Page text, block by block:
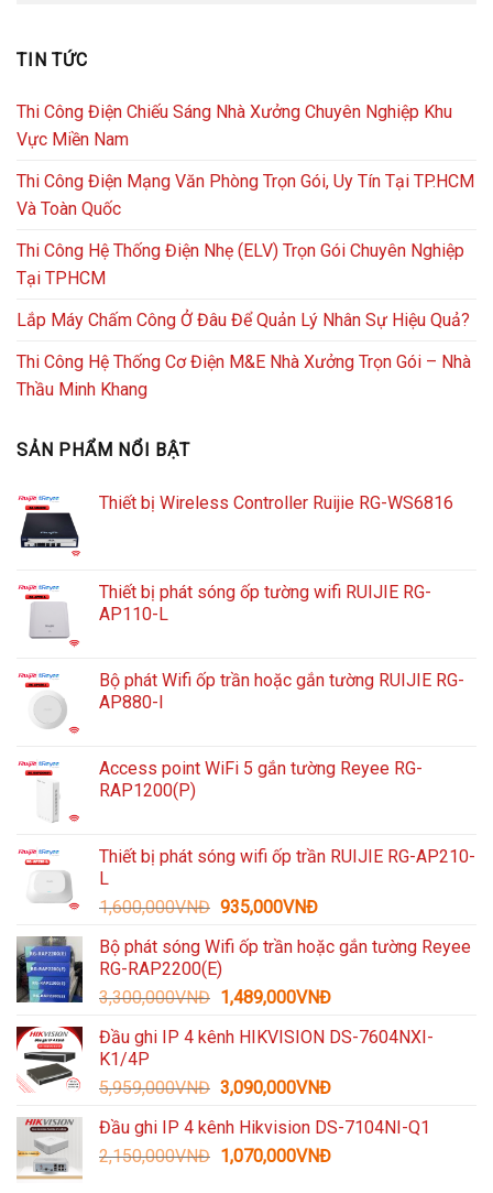
TIN TỨC
Thi Công Điện Chiếu Sáng Nhà Xưởng Chuyên Nghiệp Khu
Vực Miền Nam
Thi Công Điện Mạng Văn Phòng Trọn Gói, Uy Tín Tại TP.HCM
Và Toàn Quốc
Thi Công Hệ Thống Điện Nhẹ (ELV) Trọn Gói Chuyên Nghiệp
Tại TPHCM
Lắp Máy Chấm Công Ở Đâu Để Quản Lý Nhân Sự Hiệu Quả?
Thi Công Hệ Thống Cơ Điện M&E Nhà Xưởng Trọn Gói – Nhà
Thầu Minh Khang
SẢN PHẨM NỔI BẬT
Thiết bị Wireless Controller Ruijie RG-WS6816
Thiết bị phát sóng ốp tường wifi RUIJIE RG-
AP110-L
Bộ phát Wifi ốp trần hoặc gắn tường RUIJIE RG-
AP880-I
Access point WiFi 5 gắn tường Reyee RG-
RAP1200(P)
Thiết bị phát sóng wifi ốp trần RUIJIE RG-AP210-
L
1,600,000VNĐ Giá
là:
1,600,000VNĐ.
935,000VNĐGiá
tại
935,000VNĐ.
Bộ phát sóng Wifi ốp trần hoặc gắn tường Reyee
RG-RAP2200(E)
3,300,000VNĐ Giá
là:
1,489,000VNĐGiá
tại
1,489,000VNĐ.
Đầu ghi IP 4 kênh HIKVISION DS-7604NXI-
K1/4P
5,959,000VNĐ Giá
là:
5,959,000VNĐ.
3,090,000VNĐGiá
tại
là:
Đầu ghi IP 4 kênh Hikvision DS-7104NI-Q1
2,150,000VNĐ Giá
1,070,000VNĐGiá